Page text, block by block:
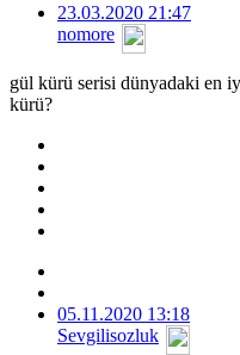
23.03.2020 21:47
nomore
gül kürü serisi dünyadaki en
kürü?
05.11.2020 13:18
Sevgilisozluk